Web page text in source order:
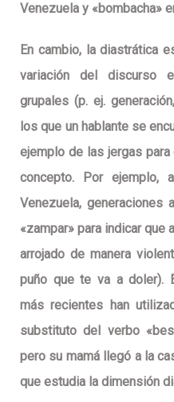
Venezuela y «bombacha»
En cambio, la diastrática
variación del discurso
grupales (p. ej.
los que un hablante se
ejemplo de las jergas
concepto. Por ejemplo,
Venezuela, generaciones
«zampar» para indicar que
arrojado de manera
puño que te va a doler).
más recientes han
substituto del verbo
pero su mamá llegó a la
que estudia la dimensión